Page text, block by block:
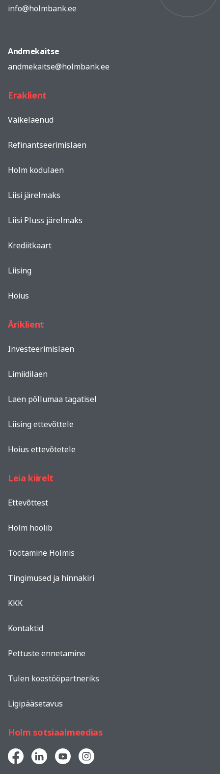
info@holmbank.ee
Andmekaitse
andmekaitse@holmbank.ee
Eraklient
Väikelaenud
Refinantseerimislaen
Holm kodulaen
Liisi järelmaks
Liisi Pluss järelmaks
Krediitkaart
Liising
Hoius
Äriklient
Investeerimislaen
Limiidilaen
Laen põllumaa tagatisel
Liising ettevõttele
Hoius ettevõtetele
Leia kiirelt
Ettevõttest
Holm hoolib
Töötamine Holmis
Tingimused ja hinnakiri
KKK
Kontaktid
Pettuste ennetamine
Tulen koostööpartneriks
Ligipääsetavus
Holm sotsiaalmeedias